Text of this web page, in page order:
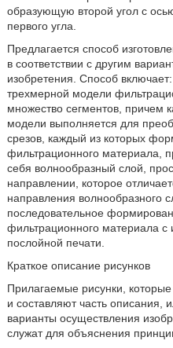
образующую второй угол с
первого угла.
Предлагается способ
в соответствии с другим
изобретения. Способ
трехмерной модели
множество сегментов, причем
модели выполняется для
срезов, каждый из которых
фильтрационного материала,
себя волнообразный слой,
направлении, которое
направления волнообразного
последовательное
фильтрационного материала с
послойной печати.
Краткое описание рисунков
Прилагаемые рисунки,
и составляют часть
варианты осуществления
служат для объяснения